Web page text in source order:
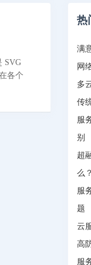
SVG
各个
热
满
网
多
传
服
别
超
么？
服
题
云
高
服